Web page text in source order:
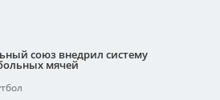
союз внедрил систему
мячей